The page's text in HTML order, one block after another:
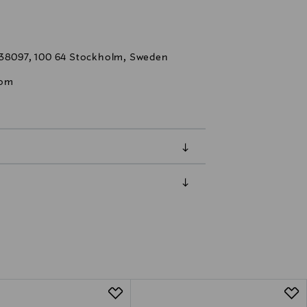
100 64 Stockholm, Sweden
valittuun osoitteeseen.